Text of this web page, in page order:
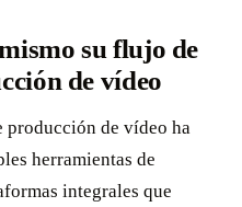
su flujo de
de vídeo
producción de vídeo ha
herramientas de
integrales que